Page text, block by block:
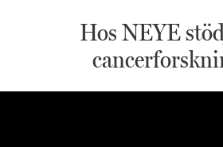
Hos NEYE